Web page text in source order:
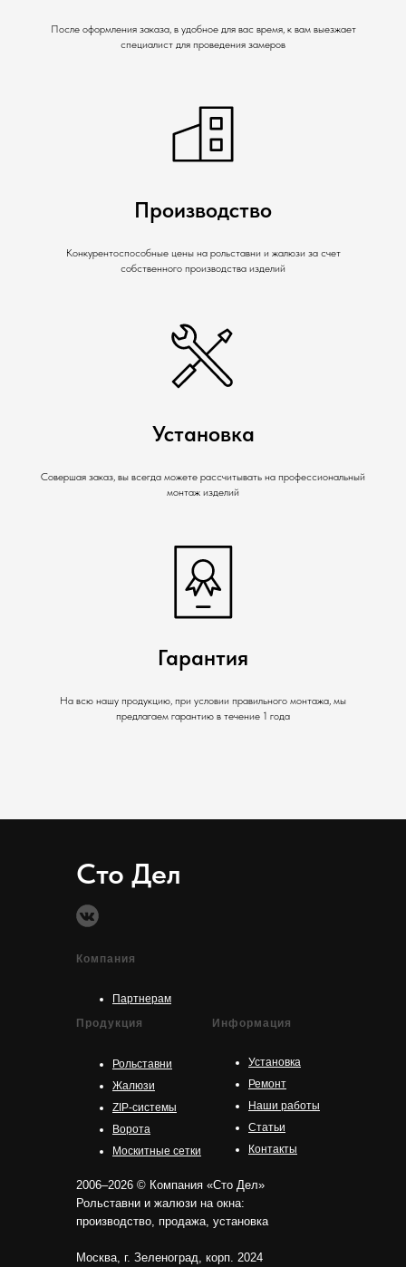
После оформления заказа, в удобное для вас время, к вам выезжает
специалист для проведения замеров
Производство
Конкурентоспособные цены на рольставни и жалюзи за счет
собственного производства изделий
Установка
Совершая заказ, вы всегда можете рассчитывать на профессиональный
монтаж изделий
Гарантия
На всю нашу продукцию, при условии правильного монтажа, мы
предлагаем гарантию в течение 1 года
Компания
Партнерам
Продукция
Рольставни
Жалюзи
ZIP-системы
Ворота
Москитные сетки
Информация
Установка
Ремонт
Наши работы
Статьи
Контакты
2006–2026 © Компания «Сто Дел»
Рольставни и жалюзи на окна:
производство, продажа, установка
Москва, г. Зеленоград, корп. 2024
Сто Дел